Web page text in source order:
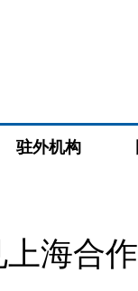
驻外机构
海合